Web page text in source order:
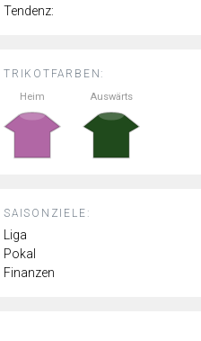
TRIKOTFARBEN:
Heim Auswärts
SAISONZIELE:
Liga
Pokal
Finanzen
Tendenz: